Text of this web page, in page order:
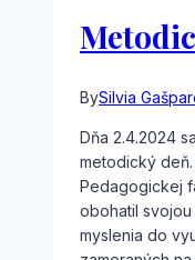
BySilvia
Dňa 2.4.2024
metodický deň.
Pedagogickej
obohatil
myslenia do